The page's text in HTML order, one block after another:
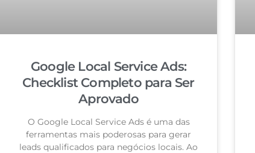
Google Local Service Ads:
Checklist Completo para Ser
Aprovado
O Google Local Service Ads é uma das
ferramentas mais poderosas para gerar
leads qualificados para negócios locais. Ao